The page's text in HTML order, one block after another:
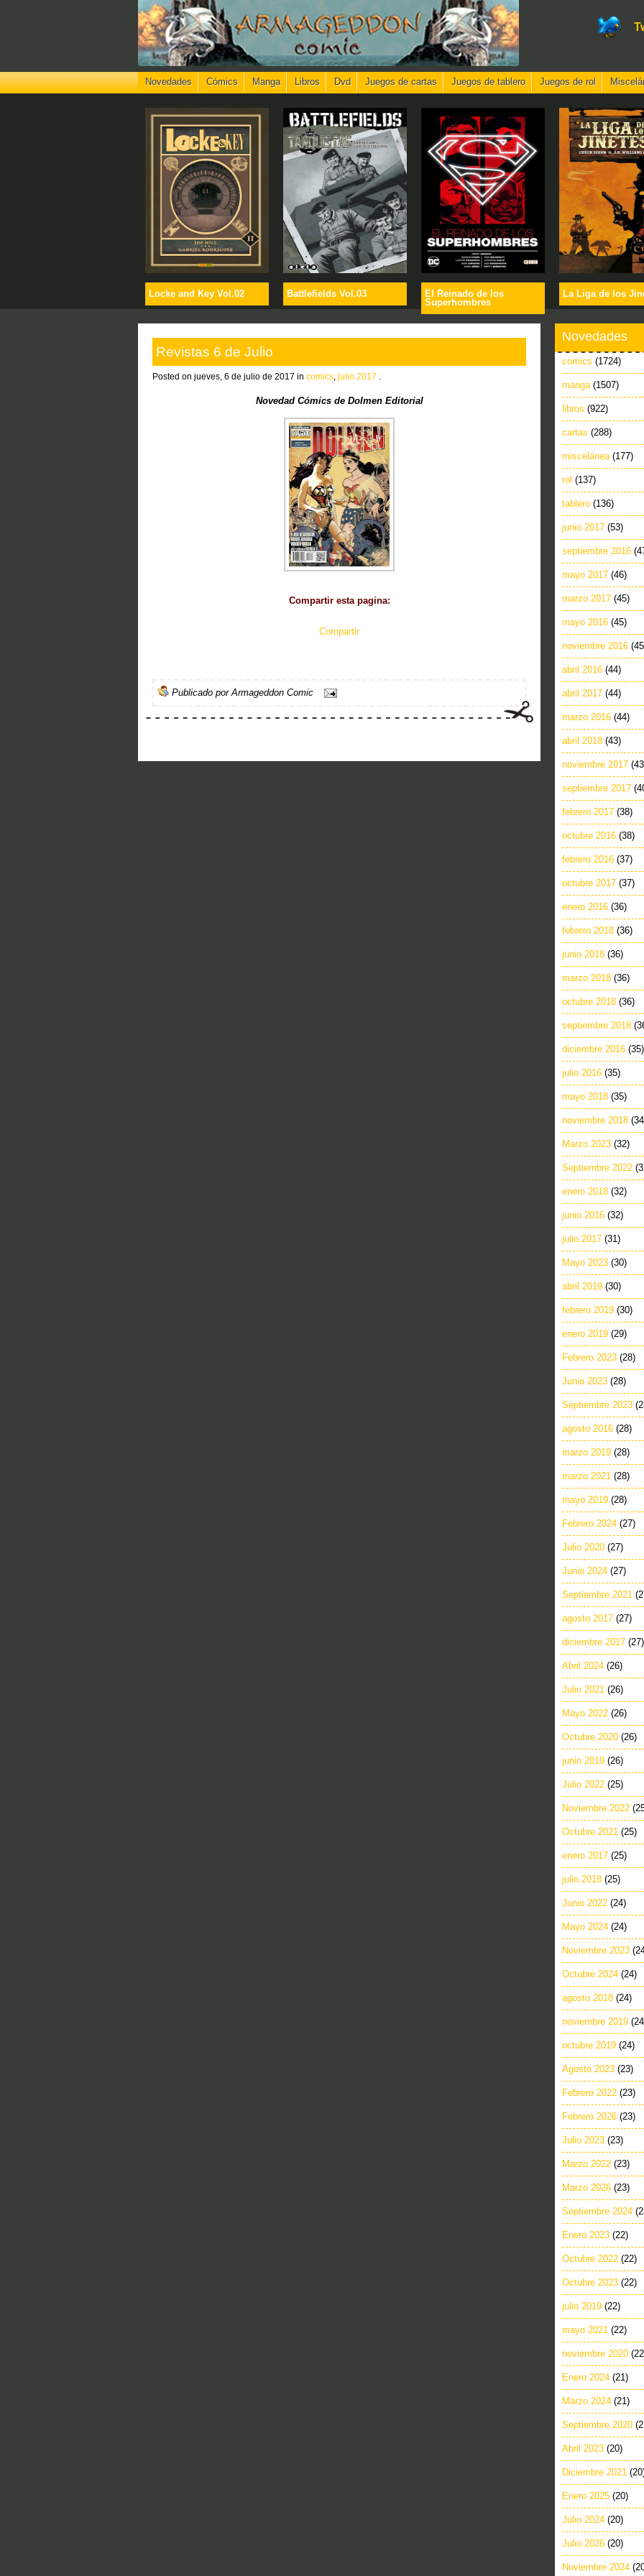
Novedades Cómics Manga Libros Dvd Juegos de cartas Juegos de tablero Juegos de rol
Locke and Key Vol.02 Battlefields Vol.03
El Reinado de los
Superhombres
La Liga de los
Revistas 6 de Julio
Posted on jueves, 6 de julio de 2017 in comics julio 2017
Novedad Cómics de Dolmen Editorial
Compartir esta pagina:
Compartir
Publicado porArmageddon Comic
Novedades
comics (1724)
manga (1507)
libros (922)
cartas (288)
miscelánea (177)
rol (137)
tablero (136)
junio 2017 (53)
septiembre 2016
mayo 2017 (46)
marzo 2017 (45)
mayo 2016 (45)
noviembre 2016
abril 2016 (44)
abril 2017 (44)
marzo 2016 (44)
abril 2018 (43)
noviembre 2017
septiembre 2017
febrero 2017 (38)
octubre 2016 (38)
febrero 2016 (37)
octubre 2017 (37)
enero 2016 (36)
febrero 2018 (36)
junio 2018 (36)
marzo 2018 (36)
octubre 2018 (36)
septiembre 2018
diciembre 2016 (35)
julio 2016 (35)
mayo 2018 (35)
noviembre 2018
Marzo 2023 (32)
Septiembre 2022
enero 2018 (32)
junio 2016 (32)
julio 2017 (31)
Mayo 2023 (30)
abril 2019 (30)
febrero 2019 (30)
enero 2019 (29)
Febrero 2023 (28)
Junio 2023 (28)
Septiembre 2023
agosto 2016 (28)
marzo 2019 (28)
marzo 2021 (28)
mayo 2019 (28)
Febrero 2024 (27)
Julio 2020 (27)
Junio 2024 (27)
Septiembre 2021
agosto 2017 (27)
diciembre 2017 (27)
Abril 2024 (26)
Julio 2021 (26)
Mayo 2022 (26)
Octubre 2020 (26)
junio 2019 (26)
Julio 2022 (25)
Noviembre 2022
Octubre 2021 (25)
enero 2017 (25)
julio 2018 (25)
Junio 2022 (24)
Mayo 2024 (24)
Noviembre 2023
Octubre 2024 (24)
agosto 2018 (24)
noviembre 2019
octubre 2019 (24)
Agosto 2023 (23)
Febrero 2022 (23)
Febrero 2026 (23)
Julio 2023 (23)
Marzo 2022 (23)
Marzo 2026 (23)
Septiembre 2024
Enero 2023 (22)
Octubre 2022 (22)
Octubre 2023 (22)
julio 2019 (22)
mayo 2021 (22)
noviembre 2020
Enero 2024 (21)
Marzo 2024 (21)
Septiembre 2020
Abril 2023 (20)
Diciembre 2021
Enero 2025 (20)
Julio 2024 (20)
Julio 2026 (20)
Noviembre 2024